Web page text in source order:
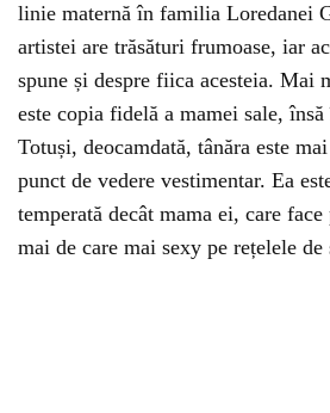
linie maternă în familia Loredanei
artistei are trăsături frumoase, iar
spune și despre fiica acesteia. Mai
este copia fidelă a mamei sale,
Totuși, deocamdată, tânăra este
punct de vedere vestimentar. Ea
temperată decât mama ei, care
mai de care mai sexy pe rețelele de